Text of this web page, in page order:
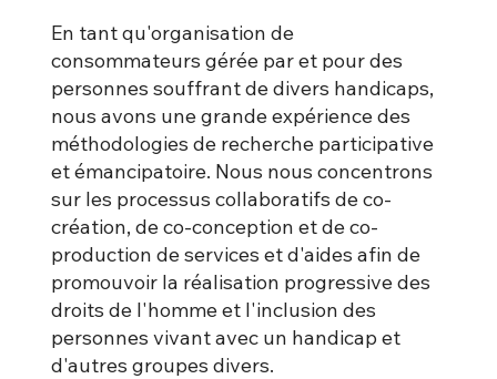
En tant qu'organisation de
consommateurs gérée par et pour des
personnes souffrant de divers handicaps,
nous avons une grande expérience des
méthodologies de recherche participative
et émancipatoire. Nous nous concentrons
sur les processus collaboratifs de co-
création, de co-conception et de co-
production de services et d'aides afin de
promouvoir la réalisation progressive des
droits de l'homme et l'inclusion des
personnes vivant avec un handicap et
d'autres groupes divers.